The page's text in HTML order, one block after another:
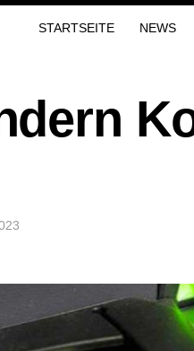
STARTSEITE NEWS